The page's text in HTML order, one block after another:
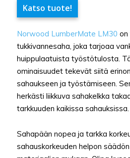
Katso tuote!
Norwood LumberMate LM30 on
tukkivannesaha, joka tarjoaa
huippulaatuista työstötulosta.
ominaisuudet tekevät siitä
sahaukseen ja työstämiseen.
herkästi liikkuva sahakelkka
tarkkuuden kaikissa sahauksissa.
Sahapään nopea ja tarkka
sahauskorkeuden helpon